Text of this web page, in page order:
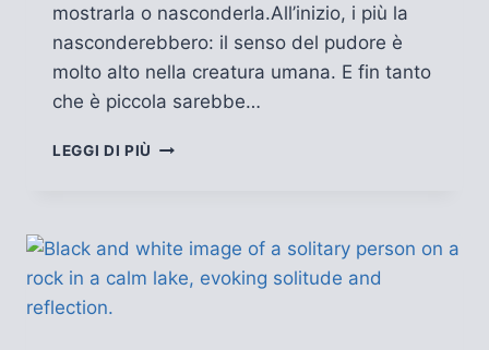
mostrarla o nasconderla.All’inizio, i più la
nasconderebbero: il senso del pudore è
molto alto nella creatura umana. E fin tanto
che è piccola sarebbe…
LEGGI DI PIÙ SE
CODA